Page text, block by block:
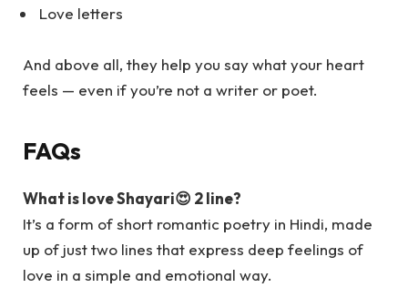
Love letters
And above all, they help you say what your heart
feels — even if you’re not a writer or poet.
FAQs
What is love Shayari😍 2 line?
It’s a form of short romantic poetry in Hindi, made
up of just two lines that express deep feelings of
love in a simple and emotional way.